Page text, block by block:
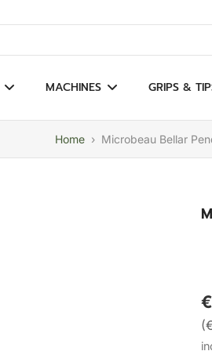
results
MACHINES GRIPS &
Home › Microbeau Bellar